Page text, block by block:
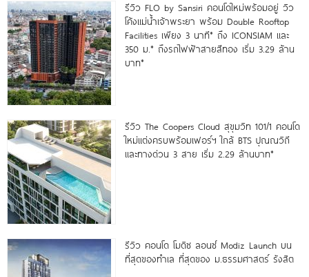
รีวิว FLO by Sansiri คอนโดใหม่พร้อมอยู่ วิว
โค้งแม่น้ำเจ้าพระยา พร้อม Double Rooftop
Facilities เพียง 3 นาที* ถึง ICONSIAM และ
350 ม.* ถึงรถไฟฟ้าสายสีทอง เริ่ม 3.29 ล้าน
บาท*
รีวิว The Coopers Cloud สุขุมวิท 101/1 คอนโด
ใหม่แต่งครบพร้อมเฟอร์ฯ ใกล้ BTS ปุณณวิถี
และทางด่วน 3 สาย เริ่ม 2.29 ล้านบาท*
รีวิว คอนโด โมดิซ ลอนซ์ Modiz Launch บน
ที่สุดของทำเล ที่สุดของ ม.ธรรมศาสตร์ รังสิต